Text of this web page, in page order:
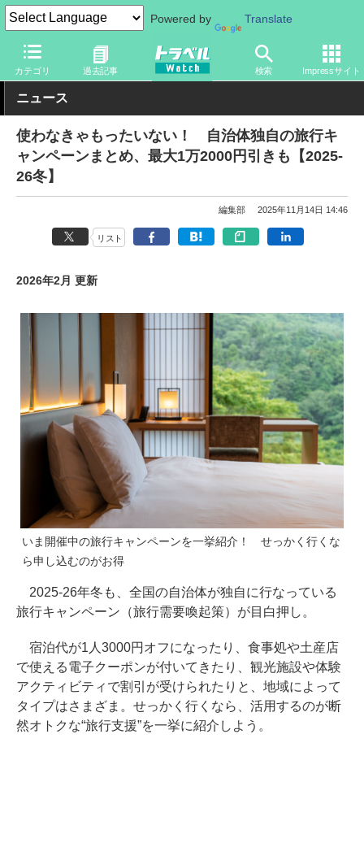
Powered by Translate
カテゴリ 過去記事 検索 Impressサイト
トラベル Watch 地域 国内旅行
ニュース
使わなきゃもったいない！ 自治体独自の旅行キ
ャンペーンまとめ、最大1万2000円引きも【2025-
26冬】
編集部 2025年11月14日 14:46
リスト
2026年2月 更新
いま開催中の旅行キャンペーンを一挙紹介！ せっかく行くな
ら申し込むのがお得
2025-26年冬も、全国の自治体が独自に行なっている
旅行キャンペーン（旅行需要喚起策）が目白押し。
宿泊代が1人3000円オフになったり、食事処や土産店
で使える電子クーポンが付いてきたり、観光施設や体験
アクティビティで割引が受けられたりと、地域によって
タイプはさまざま。せっかく行くなら、活用するのが断
然オトクな“旅行支援”を一挙に紹介しよう。